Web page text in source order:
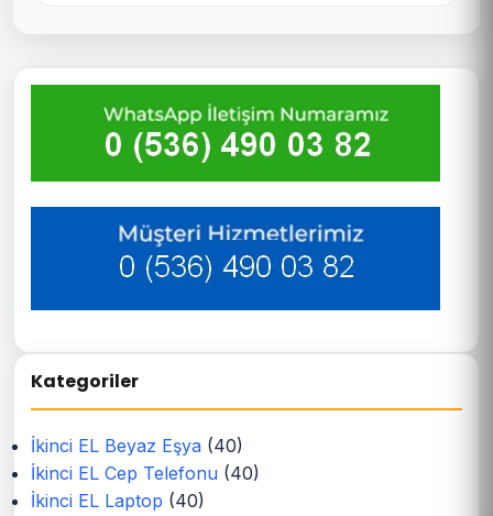
Kategoriler
İkinci EL Beyaz Eşya (40)
İkinci EL Cep Telefonu (40)
İkinci EL Laptop (40)